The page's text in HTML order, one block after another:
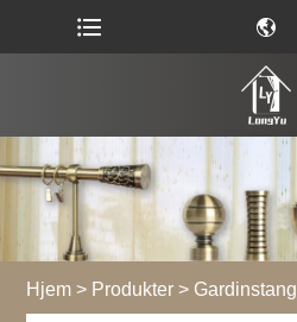
Hjem > Produkter > Gardinstang